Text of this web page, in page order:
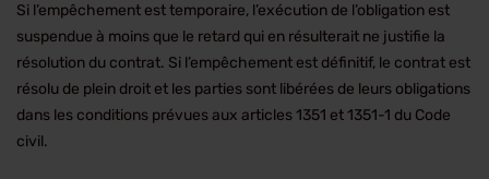
Si l’empêchement est temporaire, l’exécution de l’obligation est
suspendue à moins que le retard qui en résulterait ne justifie la
résolution du contrat. Si l’empêchement est définitif, le contrat est
résolu de plein droit et les parties sont libérées de leurs obligations
dans les conditions prévues aux articles 1351 et 1351-1 du Code
civil.